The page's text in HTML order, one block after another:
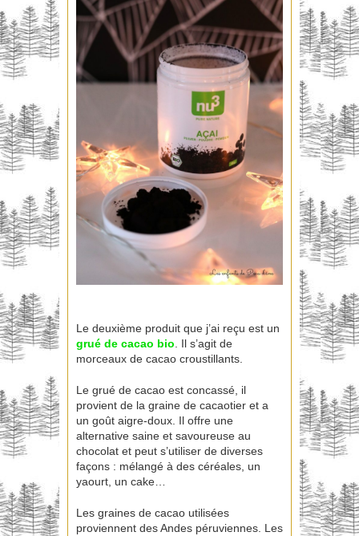
Le deuxième produit que j’ai reçu est un
grué de cacao bio . Il s’agit de
morceaux de cacao croustillants.
Le grué de cacao est concassé, il
provient de la graine de cacaotier et a
un goût aigre-doux. Il offre une
alternative saine et savoureuse au
chocolat et peut s’utiliser de diverses
façons : mélangé à des céréales, un
yaourt, un cake…
Les graines de cacao utilisées
proviennent des Andes péruviennes. Les